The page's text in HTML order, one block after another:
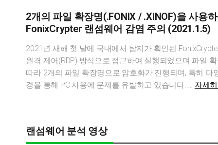
2개의 파일 확장명(.FONIX / .XINOF)을 사용
FonixCrypter 랜섬웨어 감염 주의 (2021.1.5)
2021년 새해 첫 날에 국내에서 탐지가 확인된
원격 제어(RDP) 방식으로 접근하여 실행되었으며 파일
따라 2개의 파일 확장명으로 암호화가 진행되며, 특히 다
경을 통해 PC 사용에 문제를 유발하고 있습니다. … 자세
랜섬웨어 분석 영상